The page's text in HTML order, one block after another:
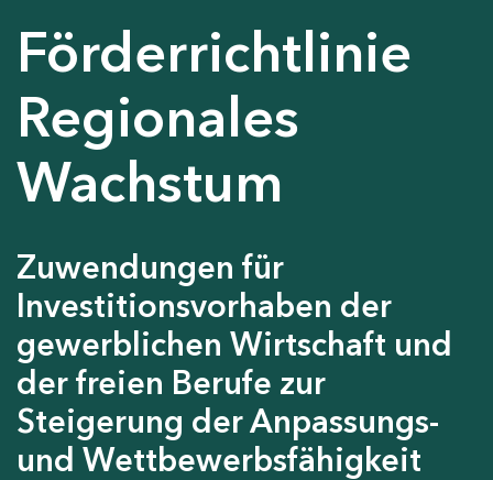
Förderrichtlinie
Regionales
Wachstum
Zuwendungen für
Investitionsvorhaben der
gewerblichen Wirtschaft und
der freien Berufe zur
Steigerung der Anpassungs-
und Wettbewerbsfähigkeit